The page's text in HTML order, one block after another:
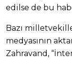
edilse de bu
Bazı
medyasının
Zahravand,